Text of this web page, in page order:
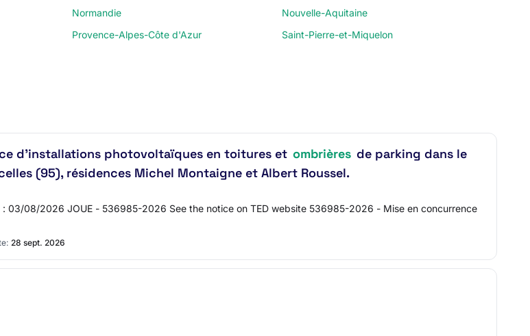
Normandie
Nouvelle-Aquitaine
Provence-Alpes-Côte d'Azur
Saint-Pierre-et-Miquelon
d'installations photovoltaïques en toitures et ombrières de parking dans le
(95), résidences Michel Montaigne et Albert Roussel.
03/08/2026 JOUE - 536985-2026 See the notice on TED website 536985-2026 - Mise en concurrence
28 sept. 2026